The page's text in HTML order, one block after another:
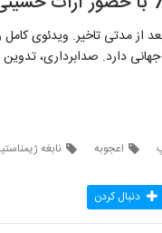
دارد. صدابرداری،
اعجوبه نابغه
دنبال کردن